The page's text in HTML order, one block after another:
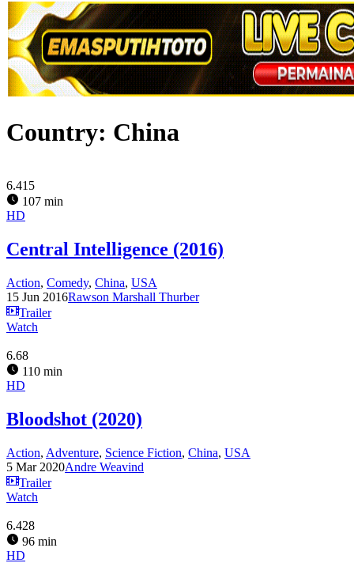
Country: China
6.415
107 min
HD
Central Intelligence (2016)
Action, Comedy, China, USA
15 Jun 2016Rawson Marshall Thurber
Trailer
Watch
6.68
110 min
HD
Bloodshot (2020)
Action, Adventure, Science Fiction, China, USA
5 Mar 2020Andre Weavind
Trailer
Watch
6.428
96 min
HD